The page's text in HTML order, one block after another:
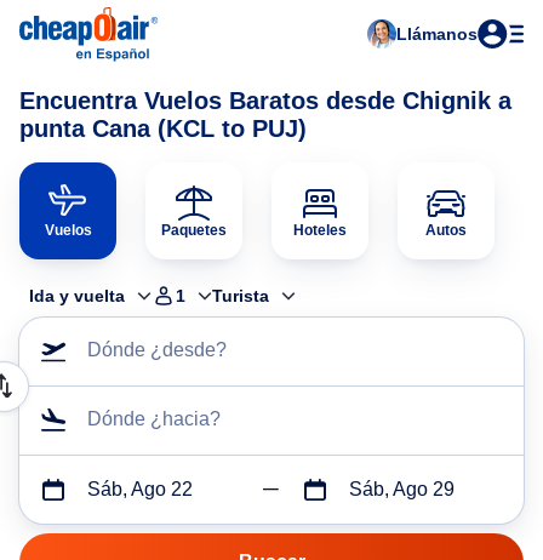
Llámanos
Encuentra Vuelos Baratos desde Chignik a
punta Cana (KCL to PUJ)
Vuelos Paquetes Hoteles Autos
Ida y vuelta 1 Turista
Dónde ¿desde?
Dónde ¿hacia?
Sáb, Ago 22 Sáb, Ago 29